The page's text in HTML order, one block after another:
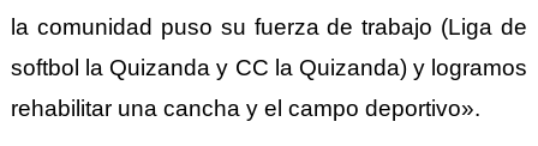
la comunidad puso su fuerza de trabajo (Liga de
softbol la Quizanda y CC la Quizanda) y logramos
rehabilitar una cancha y el campo deportivo».